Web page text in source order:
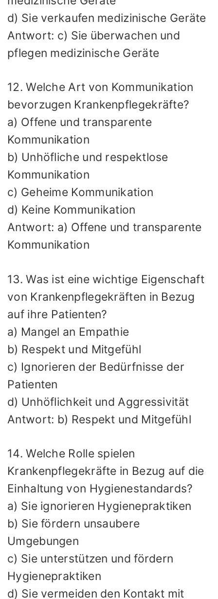
d) Sie verkaufen medizinische Geräte
Antwort: c) Sie überwachen und
pflegen medizinische Geräte
12. Welche Art von Kommunikation
bevorzugen Krankenpflegekräfte?
a) Offene und transparente
Kommunikation
b) Unhöfliche und respektlose
Kommunikation
c) Geheime Kommunikation
d) Keine Kommunikation
Antwort: a) Offene und transparente
Kommunikation
13. Was ist eine wichtige Eigenschaft
von Krankenpflegekräften in Bezug
auf ihre Patienten?
a) Mangel an Empathie
b) Respekt und Mitgefühl
c) Ignorieren der Bedürfnisse der
Patienten
d) Unhöflichkeit und Aggressivität
Antwort: b) Respekt und Mitgefühl
14. Welche Rolle spielen
Krankenpflegekräfte in Bezug auf die
Einhaltung von Hygienestandards?
a) Sie ignorieren Hygienepraktiken
b) Sie fördern unsaubere
Umgebungen
c) Sie unterstützen und fördern
Hygienepraktiken
d) Sie vermeiden den Kontakt mit